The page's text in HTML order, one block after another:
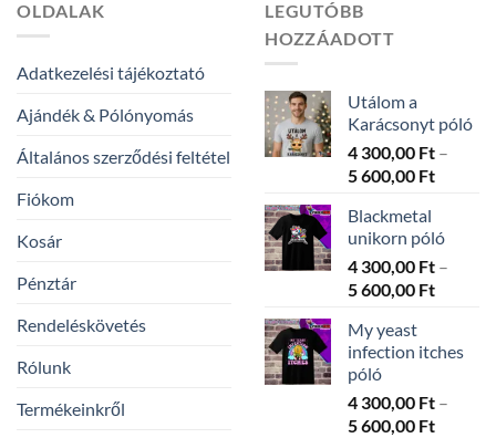
OLDALAK
Adatkezelési tájékoztató
Ajándék & Pólónyomás
Általános szerződési feltétel
Fiókom
Kosár
Pénztár
Rendeléskövetés
Rólunk
Termékeinkről
LEGUTÓBB
HOZZÁADOTT
Utálom a
Karácsonyt póló
4 300,00 Ft –
5 600,00 Ft
-
5
600,00
Blackmetal
unikorn póló
4 300,00 Ft –
5 600,00 Ft
-
600,00
My yeast
infection itches
póló
4 300,00 Ft –
5 600,00 Ft